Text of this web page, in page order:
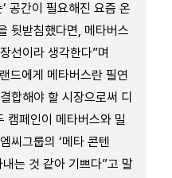
공간이 필요해진 요즘 온
뒷받침했다면, 메타버스
선이라 생각한다”며
드에게 메타버스란 필연
합해야 할 시장으로써 디
캠페인이 메타버스와 밀
씨그룹의 ‘메타 콘텐
는 것 같아 기쁘다”고 말